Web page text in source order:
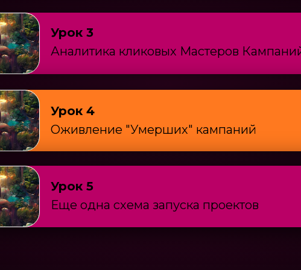
Урок 3
Аналитика кликовых Мастеров
Урок 4
Оживление "Умерших" кампаний
Урок 5
Еще одна схема запуска проектов